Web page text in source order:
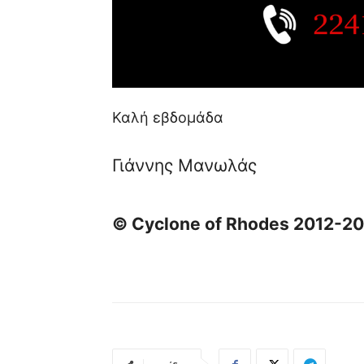
Καλή εβδομάδα
Γιάννης Μανωλάς
© Cyclone of Rhodes 2012-